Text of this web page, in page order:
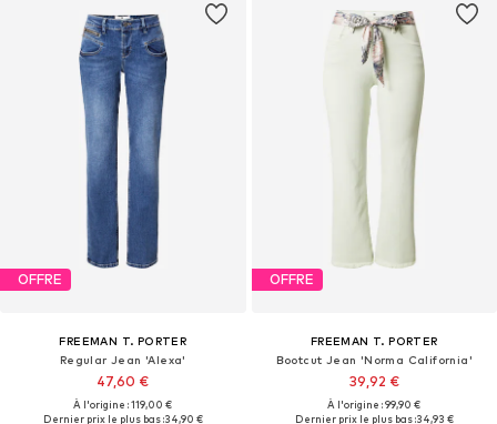
OFFRE
FREEMAN T. PORTER
Regular Jean 'Alexa'
47,60 €
À l'origine : 119,00 €
Dernier prix le plus bas :34,90 €
OFFRE
FREEMAN T. PORTER
Bootcut Jean 'Norma California'
39,92 €
À l'origine : 99,90 €
Dernier prix le plus bas :34,93 €